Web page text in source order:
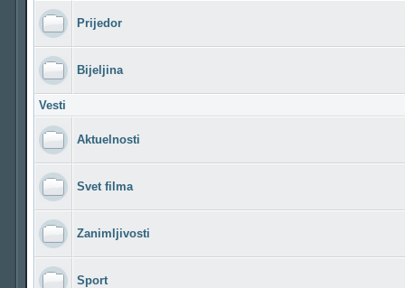
Prijedor
Bijeljina
Vesti
Aktuelnosti
Svet filma
Zanimljivosti
Sport